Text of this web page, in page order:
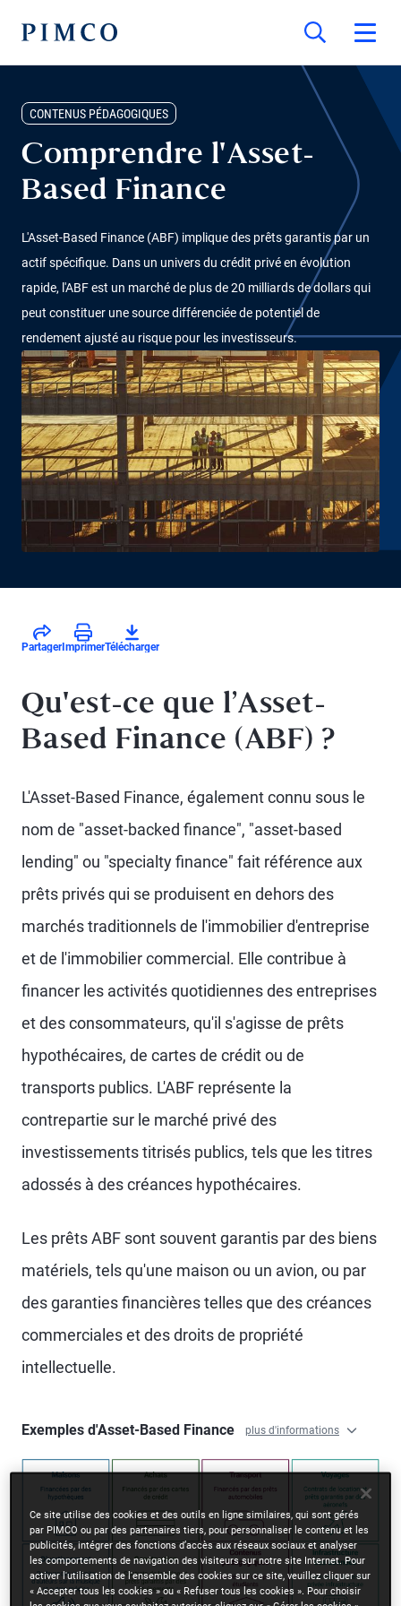
CONTENUS PÉDAGOGIQUES
Comprendre l'Asset-
Based Finance
L'Asset-Based Finance (ABF) implique des prêts garantis par un
actif spécifique. Dans un univers du crédit privé en évolution
rapide, l'ABF est un marché de plus de 20 milliards de dollars qui
peut constituer une source différenciée de potentiel de
rendement ajusté au risque pour les investisseurs.
Partager ImprimerTélécharger
Qu'est-ce que l’Asset-
Based Finance (ABF) ?
L'Asset-Based Finance, également connu sous le
nom de "asset-backed finance", "asset-based
lending" ou "specialty finance" fait référence aux
prêts privés qui se produisent en dehors des
marchés traditionnels de l'immobilier d'entreprise
et de l'immobilier commercial. Elle contribue à
financer les activités quotidiennes des entreprises
et des consommateurs, qu'il s'agisse de prêts
hypothécaires, de cartes de crédit ou de
transports publics. L'ABF représente la
contrepartie sur le marché privé des
investissements titrisés publics, tels que les titres
adossés à des créances hypothécaires.
Les prêts ABF sont souvent garantis par des biens
matériels, tels qu'une maison ou un avion, ou par
des garanties financières telles que des créances
commerciales et des droits de propriété
intellectuelle.
Exemples d'Asset-Based Finance plus d'informations
Ce site utilise des cookies et des outils en ligne similaires, qui sont gérés
par PIMCO ou par des partenaires tiers, pour personnaliser le contenu et les
publicités, intégrer des fonctions d’accès aux réseaux sociaux et analyser
les comportements de navigation des visiteurs sur notre site Internet. Pour
activer l'utilisation de l'ensemble des cookies sur ce site, veuillez cliquer sur
« Accepter tous les cookies » ou « Refuser tous les cookies ». Pour choisir